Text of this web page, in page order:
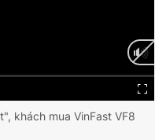
khách mua VinFast VF8